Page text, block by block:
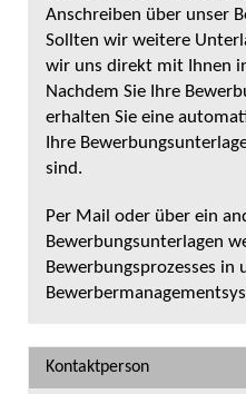
Anschreiben über unser
Sollten wir weitere
wir uns direkt mit Ihnen
Nachdem Sie Ihre
erhalten Sie eine
Ihre
sind.
Per Mail oder über ein
Bewerbungsunterlagen
Bewerbungsprozesses in
Kontaktperson